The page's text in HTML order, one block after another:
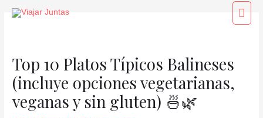
Top 10 Platos Típicos Balineses
(incluye opciones vegetarianas,
veganas y sin gluten) 🍜🌿
Navegación